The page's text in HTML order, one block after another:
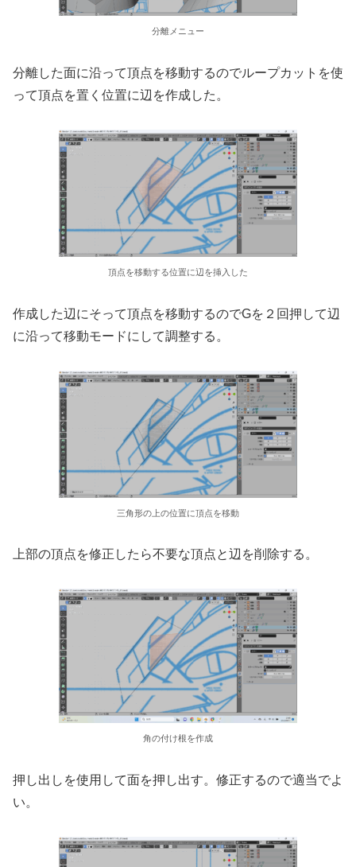
分離メニュー
分離した面に沿って頂点を移動するのでループカットを使
って頂点を置く位置に辺を作成した。
頂点を移動する位置に辺を挿入した
作成した辺にそって頂点を移動するのでGを２回押して辺
に沿って移動モードにして調整する。
三角形の上の位置に頂点を移動
上部の頂点を修正したら不要な頂点と辺を削除する。
角の付け根を作成
押し出しを使用して面を押し出す。修正するので適当でよ
い。